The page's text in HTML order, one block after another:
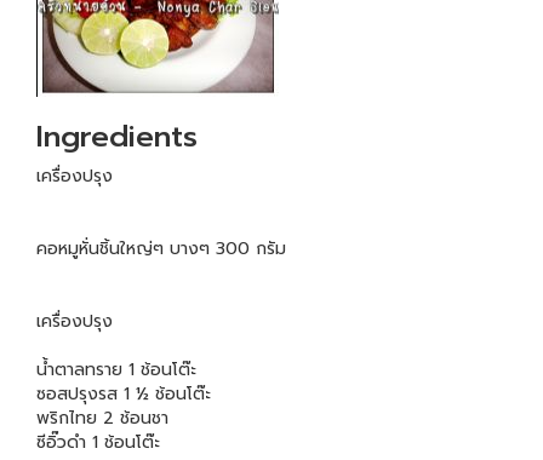
Ingredients
เครื่องปรุง
คอหมูหั่นชิ้นใหญ่ๆ บางๆ 300 กรัม
เครื่องปรุง
น้ำตาลทราย 1 ช้อนโต๊ะ
ซอสปรุงรส 1 ½ ช้อนโต๊ะ
พริกไทย 2 ช้อนชา
ซีอิ๊วดำ 1 ช้อนโต๊ะ